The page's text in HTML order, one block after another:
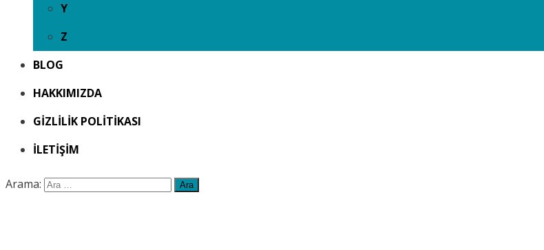
Y
Z
BLOG
HAKKIMIZDA
GIZLILIK POLITIKASI
İLETIŞIM
Arama: